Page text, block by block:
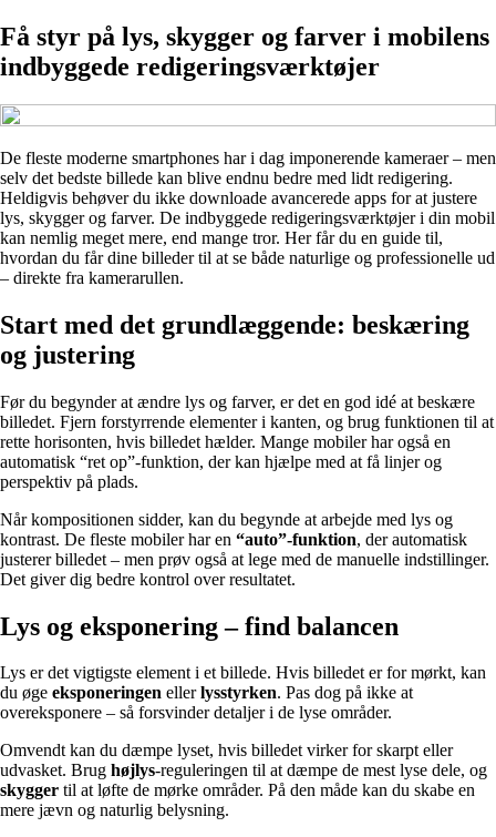
Få styr på lys, skygger og farver i mobilens
indbyggede redigeringsværktøjer
De fleste moderne smartphones har i dag imponerende kameraer – men
selv det bedste billede kan blive endnu bedre med lidt redigering.
Heldigvis behøver du ikke downloade avancerede apps for at justere
lys, skygger og farver. De indbyggede redigeringsværktøjer i din mobil
kan nemlig meget mere, end mange tror. Her får du en guide til,
hvordan du får dine billeder til at se både naturlige og professionelle ud
– direkte fra kamerarullen.
Start med det grundlæggende: beskæring
og justering
Før du begynder at ændre lys og farver, er det en god idé at beskære
billedet. Fjern forstyrrende elementer i kanten, og brug funktionen til at
rette horisonten, hvis billedet hælder. Mange mobiler har også en
automatisk “ret op”-funktion, der kan hjælpe med at få linjer og
perspektiv på plads.
Når kompositionen sidder, kan du begynde at arbejde med lys og
kontrast. De fleste mobiler har en “auto”-funktion, der automatisk
justerer billedet – men prøv også at lege med de manuelle indstillinger.
Det giver dig bedre kontrol over resultatet.
Lys og eksponering – find balancen
Lys er det vigtigste element i et billede. Hvis billedet er for mørkt, kan
du øge eksponeringen ellerlysstyrken. Pas dog på ikke at
overeksponere – så forsvinder detaljer i de lyse områder.
Omvendt kan du dæmpe lyset, hvis billedet virker for skarpt eller
udvasket. Brug højlys-reguleringen til at dæmpe de mest lyse dele, og
skygger til at løfte de mørke områder. På den måde kan du skabe en
mere jævn og naturlig belysning.